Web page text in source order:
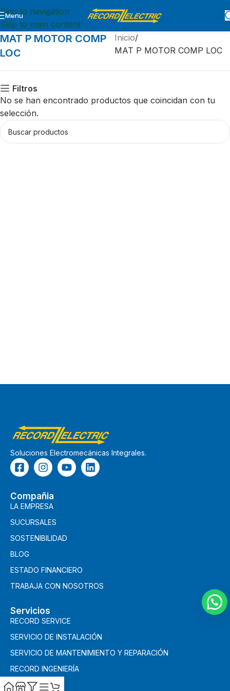
Skip to navigation
Skip to main content
Menu
MAT P MOTOR COMP
LOC
Inicio
MAT P MOTOR COMP LOC
Filtros
No se han encontrado productos que coincidan con tu
selección.
Soluciones Electromecánicas Integrales.
Compañia
LA EMPRESA
SUCURSALES
SOSTENIBILIDAD
BLOG
ESTADO FINANCIERO
TRABAJA CON NOSOTROS
Servicios
RECORD SERVICE
SERVICIO DE INSTALACIÓN
SERVICIO DE MANTENIMIENTO Y REPARACIÓN
RECORD INGENIERÍA